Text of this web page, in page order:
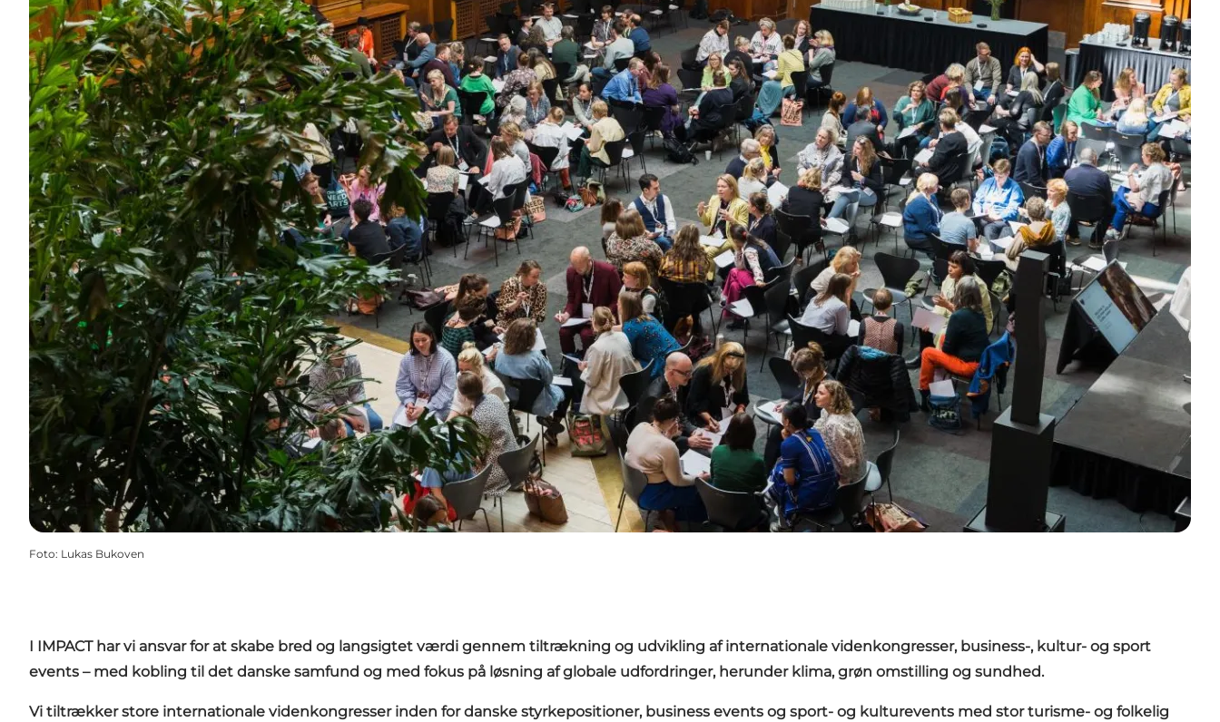
Foto: Lukas Bukoven
I IMPACT har vi ansvar for at skabe bred og langsigtet værdi gennem tiltrækning og udvikling af internationale videnkongresser, business-, kultur- og sport
events – med kobling til det danske samfund og med fokus på løsning af globale udfordringer, herunder klima, grøn omstilling og sundhed.
Vi tiltrækker store internationale videnkongresser inden for danske styrkepositioner, business events og sport- og kulturevents med stor turisme- og folkelig